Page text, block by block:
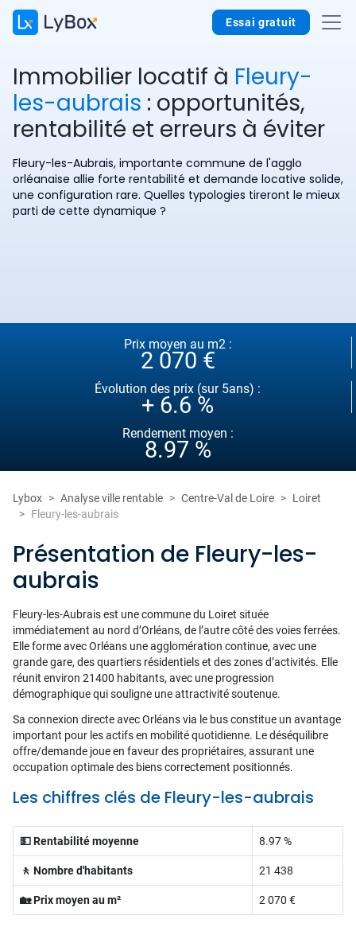
Essai gratuit
Immobilier locatif à Fleury-
les-aubrais : opportunités,
rentabilité et erreurs à éviter
Fleury-les-Aubrais, importante commune de l'agglo
orléanaise allie forte rentabilité et demande locative solide,
une configuration rare. Quelles typologies tireront le mieux
parti de cette dynamique ?
Prix moyen au m2 :
2 070 €
Évolution des prix (sur 5ans) :
+ 6.6 %
Rendement moyen :
8.97 %
Lybox Analyse ville rentable Centre-Val de Loire
Loiret
Fleury-les-aubrais
Présentation de Fleury-les-
aubrais
Fleury-les-Aubrais est une commune du Loiret située
immédiatement au nord d’Orléans, de l’autre côté des voies ferrées.
Elle forme avec Orléans une agglomération continue, avec une
grande gare, des quartiers résidentiels et des zones d’activités. Elle
réunit environ 21400 habitants, avec une progression
démographique qui souligne une attractivité soutenue.
Sa connexion directe avec Orléans via le bus constitue un avantage
important pour les actifs en mobilité quotidienne. Le déséquilibre
offre/demande joue en faveur des propriétaires, assurant une
occupation optimale des biens correctement positionnés.
Les chiffres clés de Fleury-les-aubrais
💵 Rentabilité moyenne 8.97 %
🚶 Nombre d'habitants 21 438
🏡 Prix moyen au m² 2 070 €